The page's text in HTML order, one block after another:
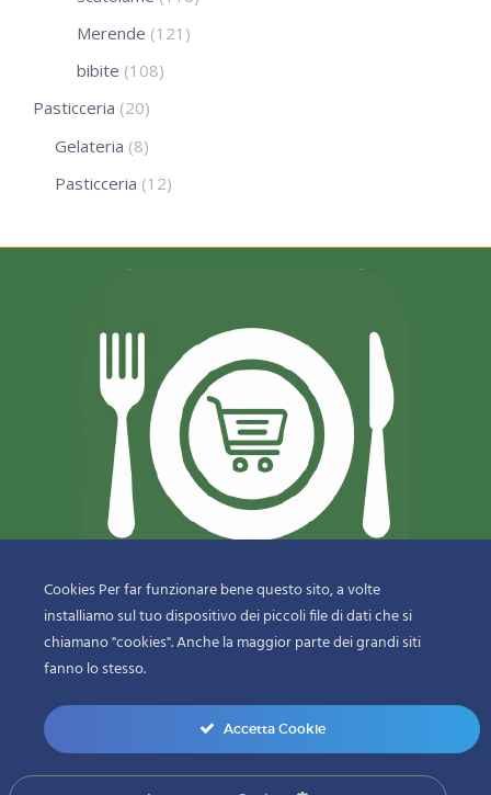
Merende (121)
bibite (108)
Pasticceria (20)
Gelateria (8)
Pasticceria (12)
© 2018-2020 CopyrightSfizi & Delizie di Dragotto Gaetano & C.
Snc
0
Cookies Per far funzionare bene questo sito, a volte
installiamo sul tuo dispositivo dei piccoli file di dati che si
chiamano "cookies". Anche la maggior parte dei grandi siti
fanno lo stesso.
Accetta Cookie